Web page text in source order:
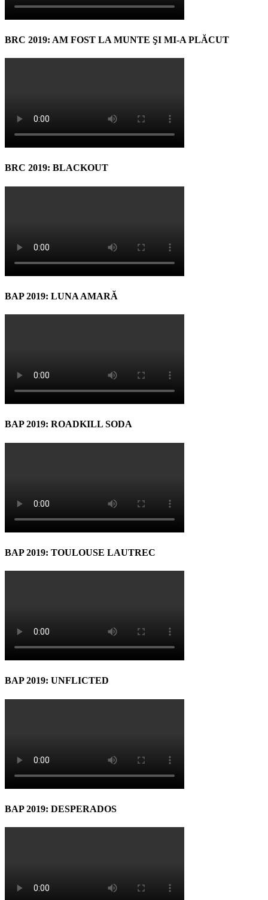
BRC 2019: AM FOST LA MUNTE ŞI MI-A PLĂCUT
BRC 2019: BLACKOUT
BAP 2019: LUNA AMARĂ
BAP 2019: ROADKILL SODA
BAP 2019: TOULOUSE LAUTREC
BAP 2019: UNFLICTED
BAP 2019: DESPERADOS